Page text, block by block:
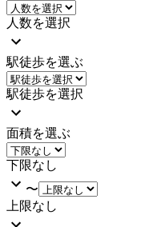
人数を選択
駅徒歩を選ぶ
駅徒歩を選択
面積を選ぶ
下限なし
〜
上限なし